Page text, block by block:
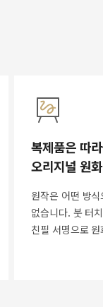
복제품은 따
오리지널 원
원작은 어떤 방
없습니다. 붓 터
친필 서명으로